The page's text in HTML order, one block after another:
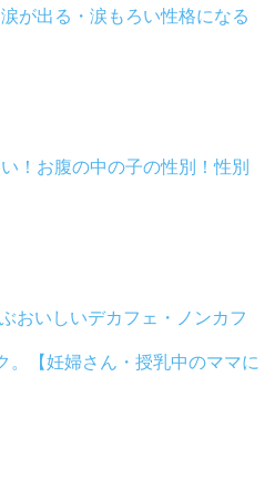
が出る・涙もろい性格になる
！お腹の中の子の性別！性別
おいしいデカフェ・ノンカフ
。【妊婦さん・授乳中のママに